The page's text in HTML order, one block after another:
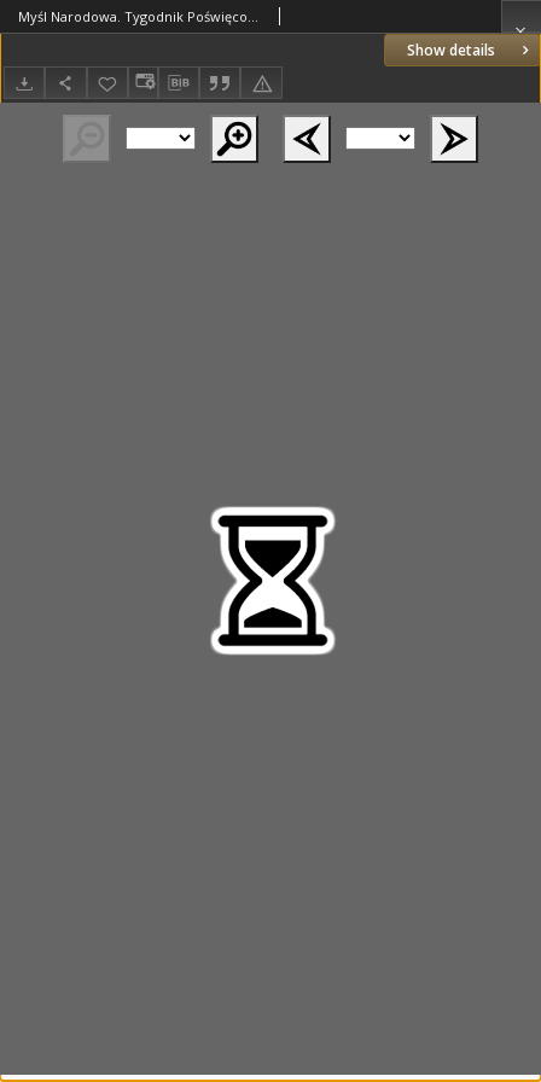
Show details
Myśl Narodowa. Tygodnik Poświęcony Kulturze Twórczości Polskiej. 1932 R.12 nr7